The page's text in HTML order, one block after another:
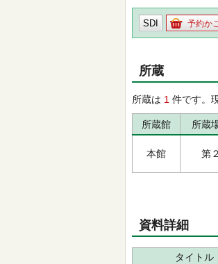
SDI 予約か
所蔵
所蔵は 1 件です。
所蔵館 所蔵
本館 第２
資料詳細
タイトル